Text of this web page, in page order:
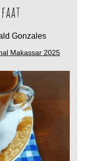
Gonzales
Makassar 2025